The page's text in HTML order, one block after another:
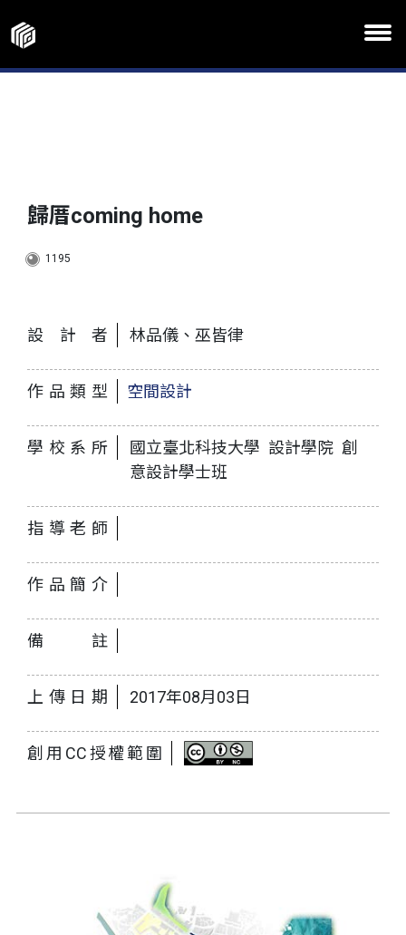
歸厝coming home
1195
設計者 林品儀、巫皆律
作品類型 空間設計
學校系所
國立臺北科技大學 設計學院 創
意設計學士班
指導老師
作品簡介
備註
上傳日期 2017年08月03日
創用CC授權範圍